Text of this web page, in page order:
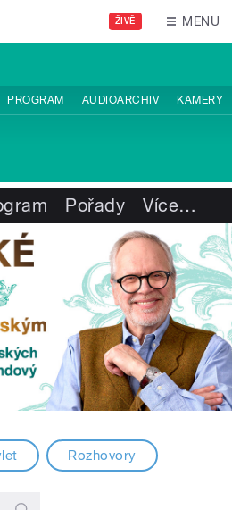
ŽIVĚ MENU
PROGRAM AUDIOARCHIV KAMERY
Pořady Více…
Rozhovory